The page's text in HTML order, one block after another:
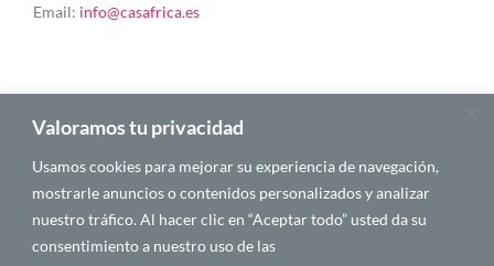
Valoramos tu privacidad
Usamos cookies para mejorar su experiencia de navegación,
mostrarle anuncios o contenidos personalizados y analizar
nuestro tráfico. Al hacer clic en “Aceptar todo” usted da su
consentimiento a nuestro uso de las
Email: info@casafrica.es
Blog
Quiénes somos
Autores